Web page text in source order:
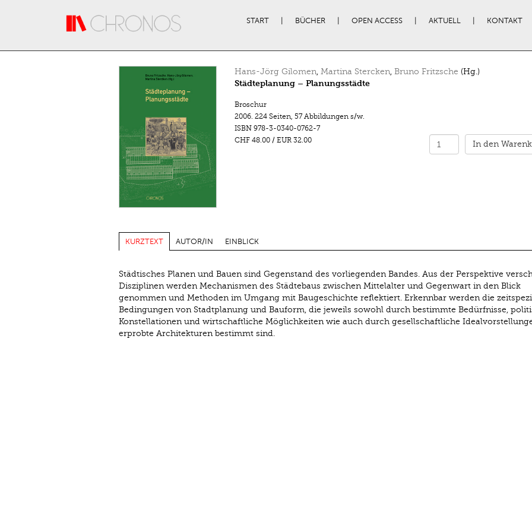
START BÜCHER OPEN ACCESS AKTUELL KONTAKT
Hans-Jörg Gilomen, Martina Stercken, Bruno Fritzsche (Hg.)
Städteplanung – Planungsstädte
Broschur
2006. 224 Seiten, 57 Abbildungen s/w.
ISBN 978-3-0340-0762-7
CHF 48.00/ EUR 32.00 In den
KURZTEXT AUTOR/IN EINBLICK
Städtisches Planen und Bauen sind Gegenstand des vorliegenden Bandes. Aus der Perspektive
Disziplinen werden Mechanismen des Städtebaus zwischen Mittelalter und Gegenwart in den Blick
genommen und Methoden im Umgang mit Baugeschichte reflektiert. Erkennbar werden die
Bedingungen von Stadtplanung und Bauform, die jeweils sowohl durch bestimmte Bedürfnisse,
Konstellationen und wirtschaftliche Möglichkeiten wie auch durch gesellschaftliche
erprobte Architekturen bestimmt sind.